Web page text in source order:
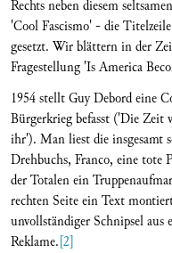
Rechts neben diesem
'Cool Fascismo' - die Titelzeile
gesetzt. Wir blättern in der
Fragestellung 'Is America
1954 stellt Guy Debord eine
Bürgerkrieg befasst ('Die
ihr'). Man liest die insgesamt
Drehbuchs, Franco, eine tote
der Totalen ein
rechten Seite ein Text
unvollständiger Schnipsel
Reklame.[2]